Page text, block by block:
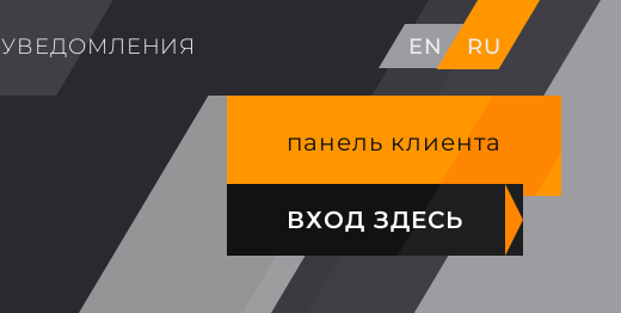
УВЕДОМЛЕНИЯ EN RU
панель клиента
ВХОД ЗДЕСЬ